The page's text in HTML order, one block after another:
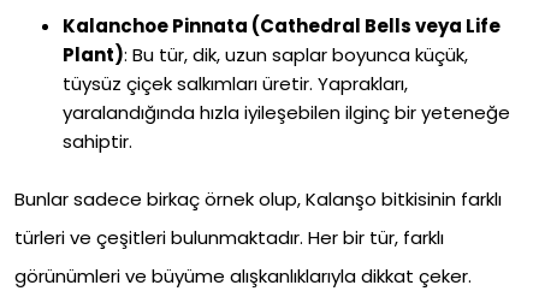
Kalanchoe Pinnata (Cathedral Bells veya Life
Plant): Bu tür, dik, uzun saplar boyunca küçük,
tüysüz çiçek salkımları üretir. Yaprakları,
yaralandığında hızla iyileşebilen ilginç bir yeteneğe
sahiptir.
Bunlar sadece birkaç örnek olup, Kalanşo bitkisinin farklı
türleri ve çeşitleri bulunmaktadır. Her bir tür, farklı
görünümleri ve büyüme alışkanlıklarıyla dikkat çeker.